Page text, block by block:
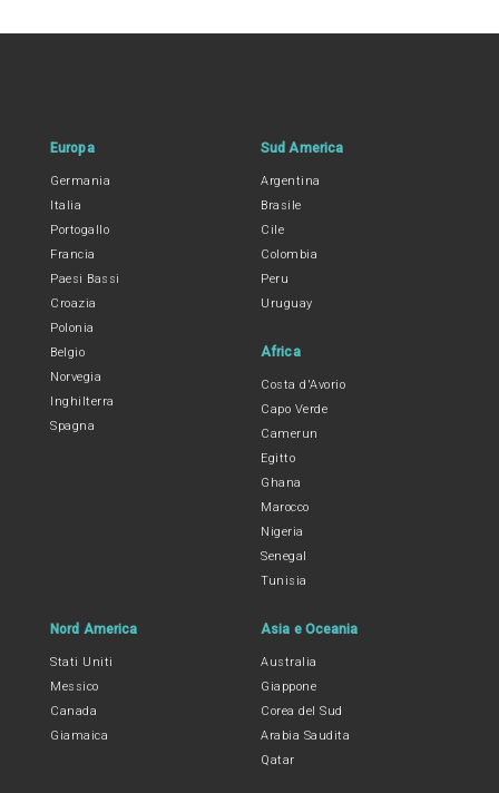
Europa
Germania
Italia
Portogallo
Francia
Paesi Bassi
Croazia
Polonia
Belgio
Norvegia
Inghilterra
Spagna
Sud America
Argentina
Brasile
Cile
Colombia
Peru
Uruguay
Africa
Costa d'Avorio
Capo Verde
Camerun
Egitto
Ghana
Marocco
Nigeria
Senegal
Tunisia
Nord America
Stati Uniti
Messico
Canada
Giamaica
Asia e Oceania
Australia
Giappone
Corea del Sud
Arabia Saudita
Qatar